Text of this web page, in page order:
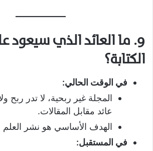
9. ما العائد الذي سيعود
الكتابة؟
في الوقت الحالي:
المجلة غير ربحية، لا تدر ربح
عائد مقابل المقالات.
الهدف الأساسي هو نشر العلم
في المستقبل: